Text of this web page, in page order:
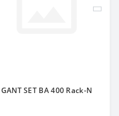
GANT SET BA 400 Rack-N